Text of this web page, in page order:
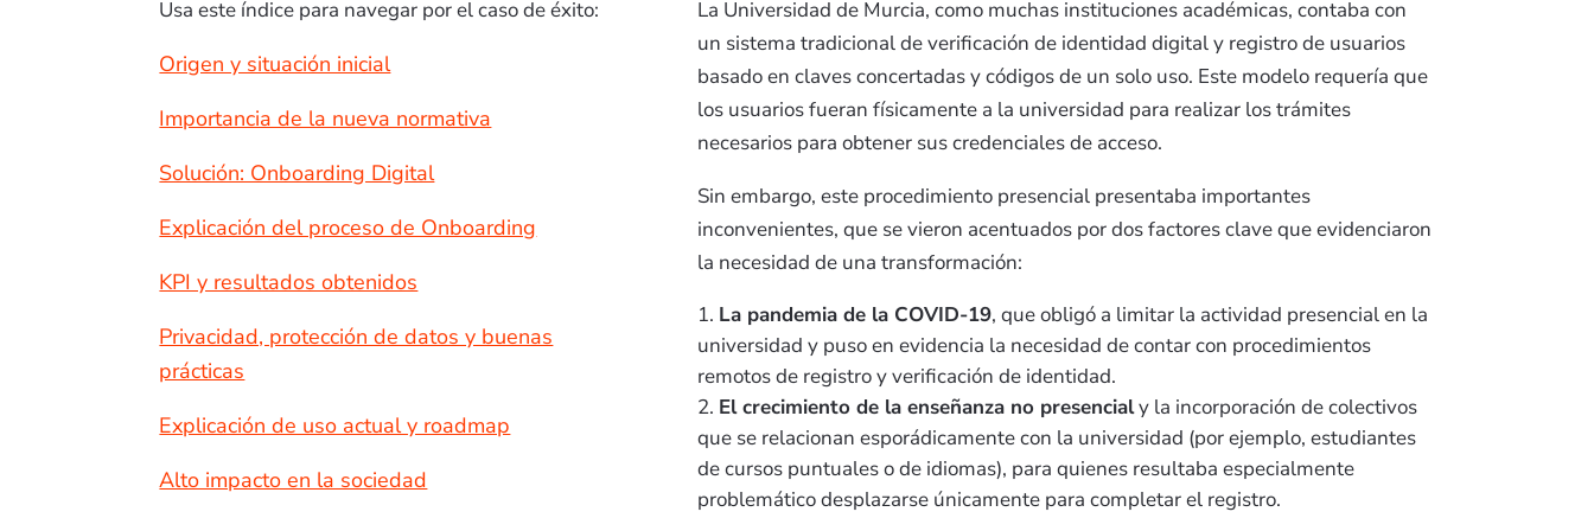
Usa este índice para navegar por el caso de éxito:
Origen y situación inicial
Importancia de la nueva normativa
Solución: Onboarding Digital
Explicación del proceso de Onboarding
KPI y resultados obtenidos
Privacidad, protección de datos y buenas
prácticas
Explicación de uso actual y roadmap
Alto impacto en la sociedad
La Universidad de Murcia, como muchas instituciones académicas, contaba con
un sistema tradicional de verificación de identidad digital y registro de usuarios
basado en claves concertadas y códigos de un solo uso. Este modelo requería que
los usuarios fueran físicamente a la universidad para realizar los trámites
necesarios para obtener sus credenciales de acceso.
Sin embargo, este procedimiento presencial presentaba importantes
inconvenientes, que se vieron acentuados por dos factores clave que evidenciaron
la necesidad de una transformación:
La pandemia de la COVID-19, que obligó a limitar la actividad presencial en la
universidad y puso en evidencia la necesidad de contar con procedimientos
remotos de registro y verificación de identidad.
El crecimiento de la enseñanza no presencialy la incorporación de colectivos
que se relacionan esporádicamente con la universidad (por ejemplo, estudiantes
de cursos puntuales o de idiomas), para quienes resultaba especialmente
problemático desplazarse únicamente para completar el registro.